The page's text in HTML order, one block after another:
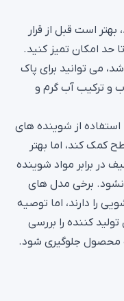
است قبل از قرار
حد امکان تمیز کنید.
می‌ توانید برای پاک
و ترکیب آب گرم و
از شوینده‌ های
کمک کند، اما بهتر
در برابر مواد شوینده
نشود. برخی مدل‌ های
را دارند، اما توصیه
کننده را بررسی
محصول جلوگیری شود.